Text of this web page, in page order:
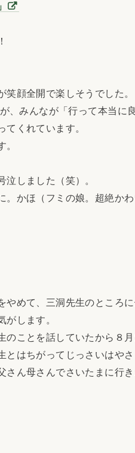
顔全開で楽しそうでした。
、みんなが「行って本当に
くれています。
しました（笑）。
かほ（フミの娘。超絶か
めて、三洞先生のところ
がします。
ことを話していたから８月
はちがってじっさいはやさ
ん母さんでさいたまに行き